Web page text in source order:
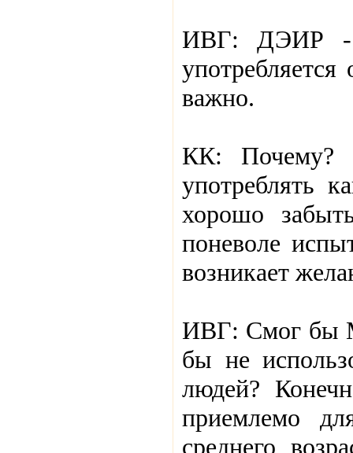
ИВГ: ДЭИР -
важно.
КК: Почему?
употреблять
хорошо
поневоле
возникает
ИВГ: Смог бы
бы не
людей?
приемлемо
среднего